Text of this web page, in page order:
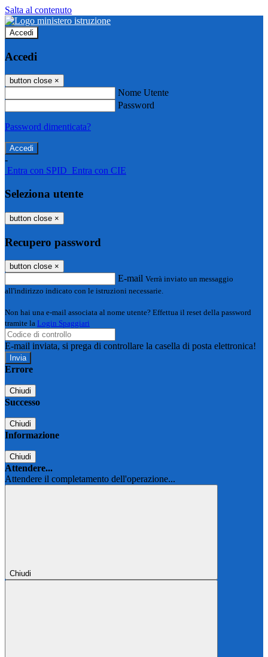
Salta al contenuto
Accedi
Accedi
button close ×
Nome Utente
Password
Password dimenticata?
-
Entra con SPID Entra con CIE
Seleziona utente
button close ×
Recupero password
button close ×
E-mail Verrà inviato un messaggio
all'indirizzo indicato con le istruzioni necessarie.
Non hai una e-mail associata al nome utente? Effettua il reset della password
tramite la Login Spaggiari
E-mail inviata, si prega di controllare la casella di posta elettronica!
Errore
Chiudi
Successo
Chiudi
Informazione
Chiudi
Attendere...
Attendere il completamento dell'operazione...
Chiudi